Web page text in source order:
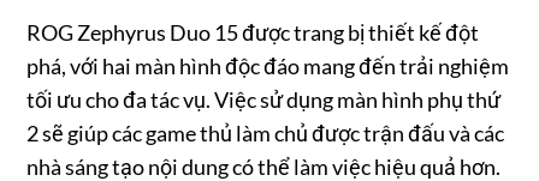
ROG Zephyrus Duo 15 được trang bị thiết kế đột
phá, với hai màn hình độc đáo mang đến trải nghiệm
tối ưu cho đa tác vụ. Việc sử dụng màn hình phụ thứ
2 sẽ giúp các game thủ làm chủ được trận đấu và các
nhà sáng tạo nội dung có thể làm việc hiệu quả hơn.